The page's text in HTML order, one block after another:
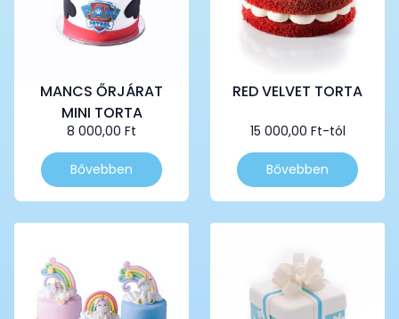
MANCS ŐRJÁRAT
MINI TORTA
8 000,00 Ft
Bővebben
Ennek
a
terméknek
van.
A
változatok
RED VELVET TORTA
15 000,00 Ft-tól
Bővebben
Ennek
a
terméknek
változatok